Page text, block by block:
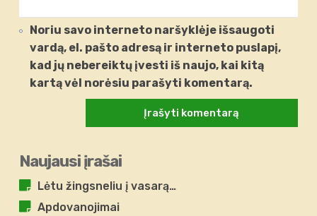
Noriu savo interneto naršyklėje išsaugoti
vardą, el. pašto adresą ir interneto puslapį,
kad jų nebereiktų įvesti iš naujo, kai kitą
kartą vėl norėsiu parašyti komentarą.
Naujausi įrašai
Lėtu žingsneliu į vasarą…
Apdovanojimai